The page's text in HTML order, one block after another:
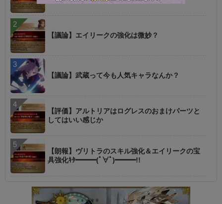
【議論】エイリークの強化は微妙？
【議論】武蔵って今も人気キャラなんか？
【評価】アルトリアはログレスのおまけパーツと
してはいい感じか
【朗報】ヴリトラのスキル強化＆エイリークの宝
具強化ｷﾀ━━━(ﾟ∀ﾟ)━━━!!